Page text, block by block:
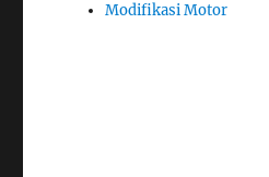
Modifikasi Motor